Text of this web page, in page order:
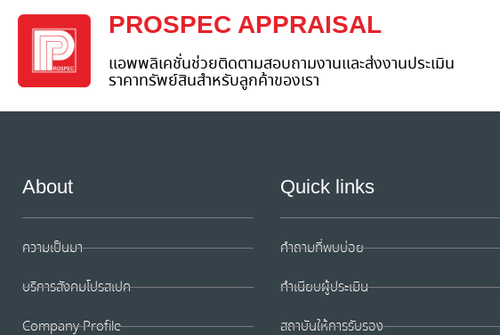
PROSPEC APPRAISAL
แอพพลิเคชั่นช่วยติดตามสอบถามงานและส่งงานประเมิน
ราคาทรัพย์สินสำหรับลูกค้าของเรา
About
ความเป็นมา
บริการสังคมโปรสเปค
Company Profile
Quick links
คำถามที่พบบ่อย
ทำเนียบผู้ประเมิน
สถาบันให้การรับรอง